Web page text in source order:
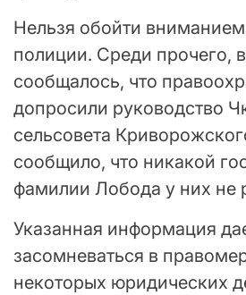
Нельзя обойти
полиции. Среди прочего,
сообщалось, что
допросили руководство
сельсовета
сообщило, что никакой
фамилии Лобода у них не
Указанная информация
засомневаться в
некоторых юридических